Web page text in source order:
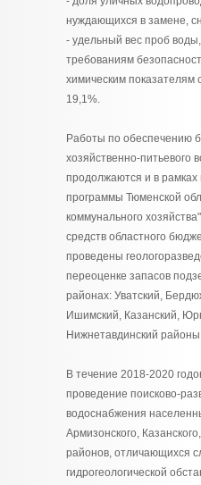
нуждающихся в замене,
- удельный вес проб
требованиям
химическим показателям
19,1%.
Работы по обеспечению
хозяйственно-питьевого
продолжаются и в рамках
программы Тюменской
коммунального
средств областного
проведены
переоценке запасов
районах: Уватский,
Ишимский, Казанский,
Нижнетавдинский
В течение 2018-2020
проведение поисково-
водоснабжения
Армизонского,
районов, отличающихся
гидрогеологической